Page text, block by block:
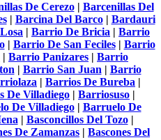
De Cerezo| Barcenillas Del
| Barcina Del Barco| Bardauri
| Barrio De Bricia | Barrio
| Barrio De San Feciles| Barrio
| Barrio Panizares | Barrio
| Barrio San Juan| Barrio
| Barrios De Bureba |
De Villadiego | Barriosuso |
De Villadiego| Barruelo De
| Basconcillos Del Tozo|
De Zamanzas | Bascones Del